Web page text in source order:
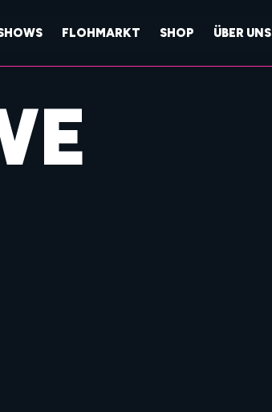
FLOHMARKT SHOP ÜBER UNS